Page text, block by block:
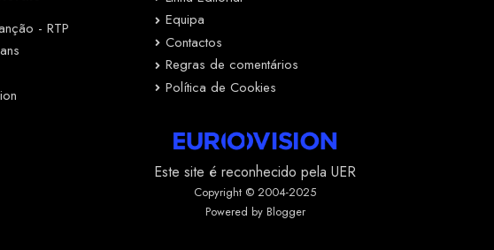
- RTP
Equipa
Contactos
Regras de comentários
Política de Cookies
Este site é reconhecido pela UER
Copyright © 2004-2025
Powered by Blogger